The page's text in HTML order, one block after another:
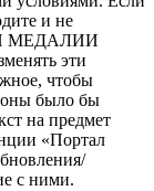
и не
И МЕДАЛИИ
эти
чтобы
было бы
на предмет
«Портал
с ними.